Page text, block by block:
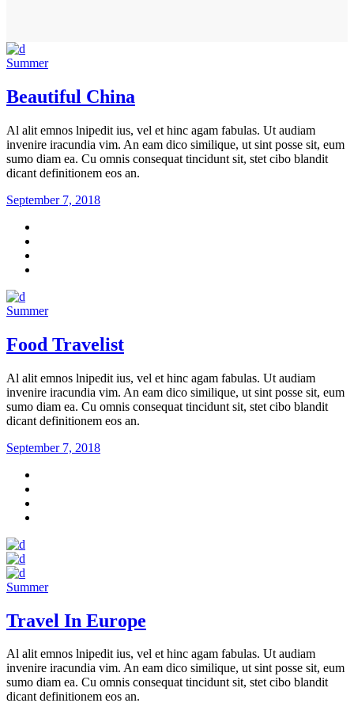
Summer
Beautiful China
Al alit emnos lnipedit ius, vel et hinc agam fabulas. Ut audiam
invenire iracundia vim. An eam dico similique, ut sint posse sit, eum
sumo diam ea. Cu omnis consequat tincidunt sit, stet cibo blandit
dicant definitionem eos an.
September 7, 2018
Summer
Food Travelist
Al alit emnos lnipedit ius, vel et hinc agam fabulas. Ut audiam
invenire iracundia vim. An eam dico similique, ut sint posse sit, eum
sumo diam ea. Cu omnis consequat tincidunt sit, stet cibo blandit
dicant definitionem eos an.
September 7, 2018
Summer
Travel In Europe
Al alit emnos lnipedit ius, vel et hinc agam fabulas. Ut audiam
invenire iracundia vim. An eam dico similique, ut sint posse sit, eum
sumo diam ea. Cu omnis consequat tincidunt sit, stet cibo blandit
dicant definitionem eos an.